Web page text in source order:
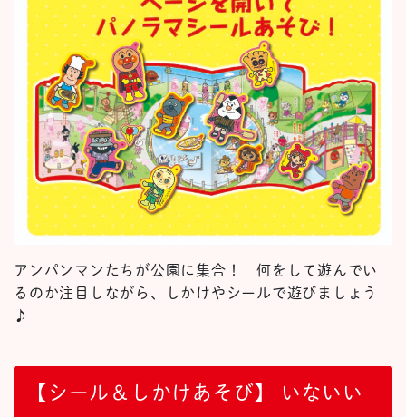
アンパンマンたちが公園に集合！ 何をして遊んでい
るのか注目しながら、しかけやシールで遊びましょう
♪
【シール＆しかけあそび】 いないい